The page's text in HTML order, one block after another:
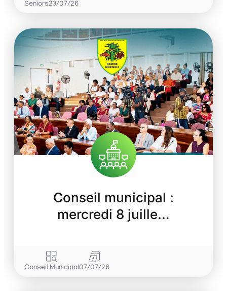
Seniors23/07/26
Conseil municipal :
mercredi 8 juille…
Conseil Municipal07/07/26